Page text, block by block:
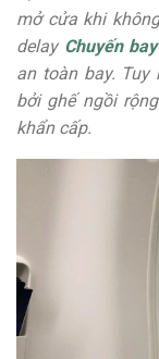
mở cửa khi
delay Chuyến
an toàn bay.
bởi ghế ngồi
khẩn cấp.